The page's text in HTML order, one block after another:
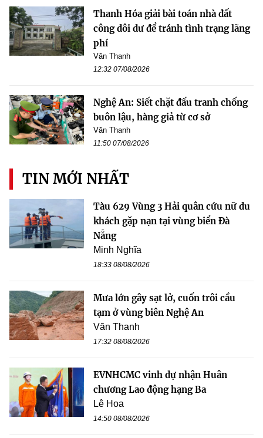
Thanh Hóa giải bài toán nhà đất
công dôi dư để tránh tình trạng lãng
phí
Văn Thanh
12:32 07/08/2026
Nghệ An: Siết chặt đấu tranh chống
buôn lậu, hàng giả từ cơ sở
Văn Thanh
11:50 07/08/2026
TIN MỚI NHẤT
Tàu 629 Vùng 3 Hải quân cứu nữ du
khách gặp nạn tại vùng biển Đà
Nẵng
Minh Nghĩa
18:33 08/08/2026
Mưa lớn gây sạt lở, cuốn trôi cầu
tạm ở vùng biên Nghệ An
Văn Thanh
17:32 08/08/2026
EVNHCMC vinh dự nhận Huân
chương Lao động hạng Ba
Lê Hoa
14:50 08/08/2026